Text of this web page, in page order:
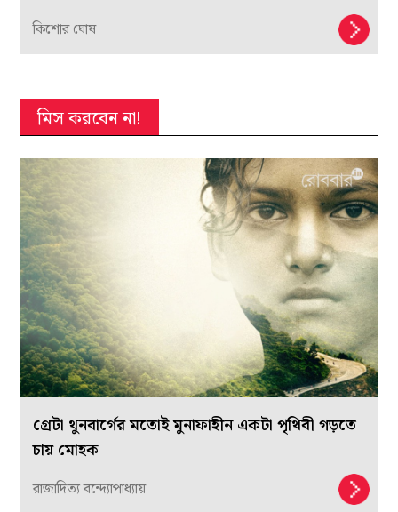
গরিব চাষিকে ‘ঋষি’ বলে ডাকেন কবি
কিশোর ঘোষ
মিস করবেন না!